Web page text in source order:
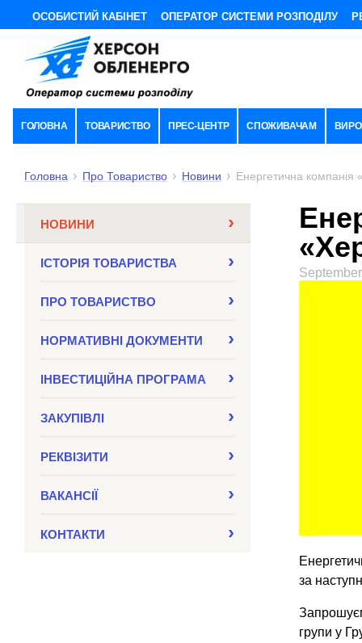
ОСОБИСТИЙ КАБІНЕТ ОПЕРАТОР СИСТЕМИ РОЗПОДІЛУ
ГОЛОВНА ТОВАРИСТВО ПРЕС-ЦЕНТР СПОЖИВАЧАМ
Головна Про Товариство Новини Енергетична
НОВИНИ
ІСТОРІЯ ТОВАРИСТВА
ПРО ТОВАРИСТВО
НОРМАТИВНI ДОКУМЕНТИ
ІНВЕСТИЦІЙНА ПРОГРАМА
ЗАКУПIВЛI
РЕКВІЗИТИ
ВАКАНСІЇ
КОНТАКТИ
за
групи у